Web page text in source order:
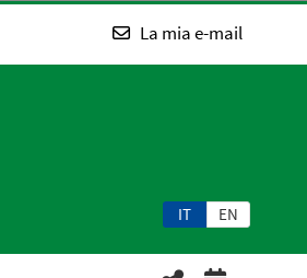
La mia e-mail
IT EN